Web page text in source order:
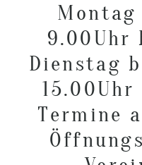
POST COMMENT
9.00Uhr
Dienstag
Termine